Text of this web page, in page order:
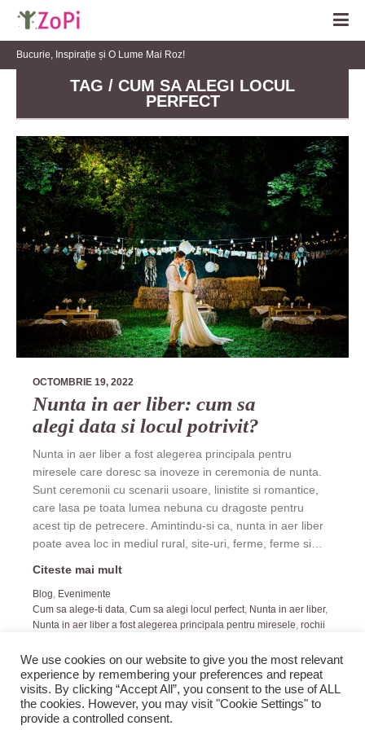
Bucurie, Inspirație și O Lume Mai Roz!
TAG / CUM SA ALEGI LOCUL
PERFECT
OCTOMBRIE 19, 2022
Nunta in aer liber: cum sa
alegi data si locul potrivit?
Nunta in aer liber a fost alegerea principala pentru
miresele care doresc sa inoveze in ceremonia de nunta.
Sunt ceremonii cu scenarii usoare, linistite si romantice,
care lasa pe toata lumea nebuna cu dragoste pentru
acest tip de petrecere. Amintindu-si ca, nunta in aer liber
poate avea loc in mediul rural, site-uri, ferme, ferme si…
Citeste mai mult
Blog, Evenimente
Cum sa alege-ti data, Cum sa alegi locul perfect, Nunta in aer liber,
Nunta in aer liber a fost alegerea principala pentru miresele, rochii
We use cookies on our website to give you the most relevant
experience by remembering your preferences and repeat
visits. By clicking “Accept All”, you consent to the use of ALL
the cookies. However, you may visit "Cookie Settings" to
provide a controlled consent.